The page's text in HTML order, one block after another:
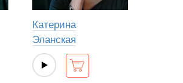
Катерина
Эланская